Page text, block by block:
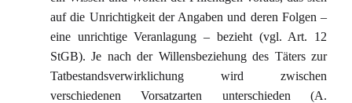
auf die Unrichtigkeit der Angaben und deren Folgen –
eine unrichtige Veranlagung – bezieht (vgl. Art. 12
StGB). Je nach der Willensbeziehung des Täters zur
Tatbestandsverwirklichung wird zwischen
verschiedenen Vorsatzarten unterschieden (A.